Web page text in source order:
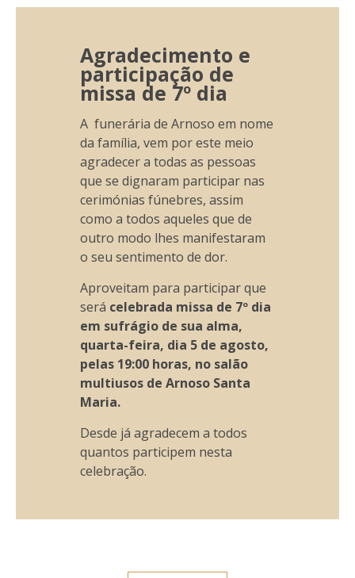
Agradecimento e
participação de
missa de 7º dia
A funerária de Arnoso em nome
da família, vem por este meio
agradecer a todas as pessoas
que se dignaram participar nas
cerimónias fúnebres, assim
como a todos aqueles que de
outro modo lhes manifestaram
o seu sentimento de dor.
Aproveitam para participar que
será celebrada missa de 7º dia
em sufrágio de sua alma,
quarta-feira, dia 5 de agosto,
pelas 19:00 horas, no salão
multiusos de Arnoso Santa
Maria.
Desde já agradecem a todos
quantos participem nesta
celebração.